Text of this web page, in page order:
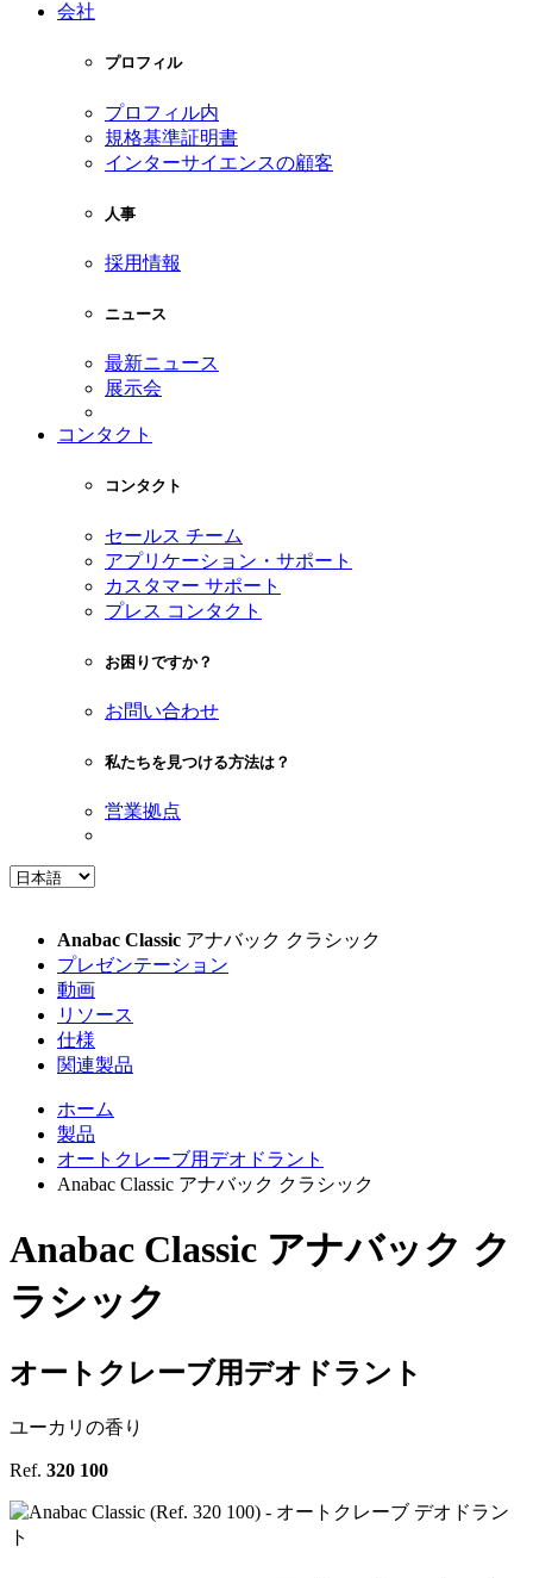
会社
プロフィル
プロフィル内
規格基準証明書
インターサイエンスの顧客
人事
採用情報
ニュース
最新ニュース
展示会
コンタクト
コンタクト
セールス チーム
アプリケーション・サポート
カスタマー サポート
プレス コンタクト
お困りですか？
お問い合わせ
私たちを見つける方法は？
営業拠点
Anabac Classic アナバック クラシック
プレゼンテーション
動画
リソース
仕様
関連製品
ホーム
製品
オートクレーブ用デオドラント
Anabac Classic アナバック クラシック
Anabac Classic アナバック ク
ラシック
オートクレーブ用デオドラント
ユーカリの香り
Ref. 320 100